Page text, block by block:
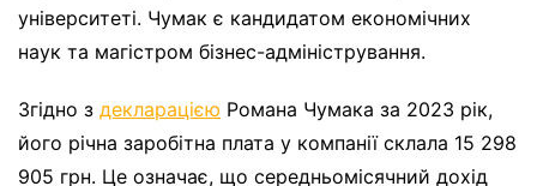
університеті. Чумак є кандидатом економічних
наук та магістром бізнес-адміністрування.
Згідно з декларацією Романа Чумака за 2023 рік,
його річна заробітна плата у компанії склала 15 298
905 грн. Це означає, що середньомісячний дохід